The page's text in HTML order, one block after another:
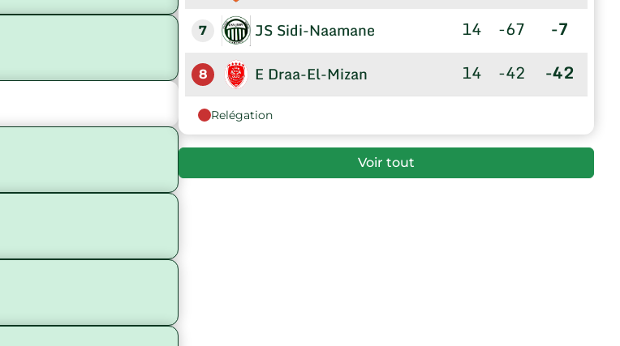
7 JS Sidi-Naamane 14 -67 -7
8 E Draa-El-Mizan 14 -42 -42
Relégation
Voir tout